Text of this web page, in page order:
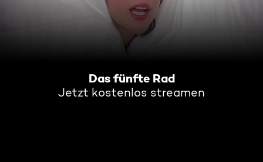
Das fünfte Rad
Jetzt kostenlos streamen